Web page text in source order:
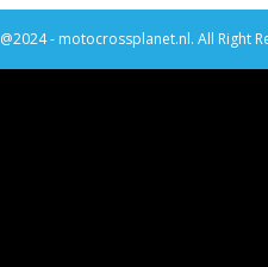
@2024 - motocrossplanet.nl. All Right